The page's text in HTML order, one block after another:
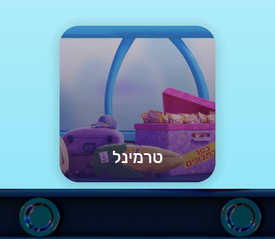
טרמינל